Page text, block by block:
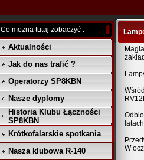
Co można tutaj zobaczyć :
Aktualności
Jak do nas trafić ?
Operatorzy SP8KBN
Nasze dyplomy
Historia Klubu Łączności
SP8KBN
Krótkofalarskie spotkania
Nasza klubowa R-140
W